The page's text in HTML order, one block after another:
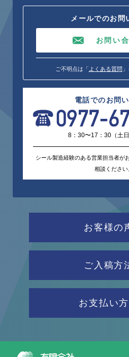
メールでのお問
お問い
ご不明点は「 よくある質問
電話でのお問
8：30〜17：30（土日
シール製造経験のある営業担当者が
相談ください
お客様の
ご入稿方
お支払い